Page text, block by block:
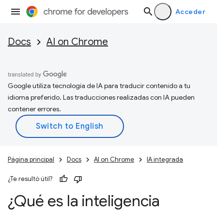
Acceder
Docs AI on Chrome
Google utiliza tecnología de IA para traducir contenido a tu
idioma preferido. Las traducciones realizadas con IA pueden
contener errores.
Página principal Docs AI on Chrome IA integrada
¿Te resultó útil?
¿Qué es la inteligencia